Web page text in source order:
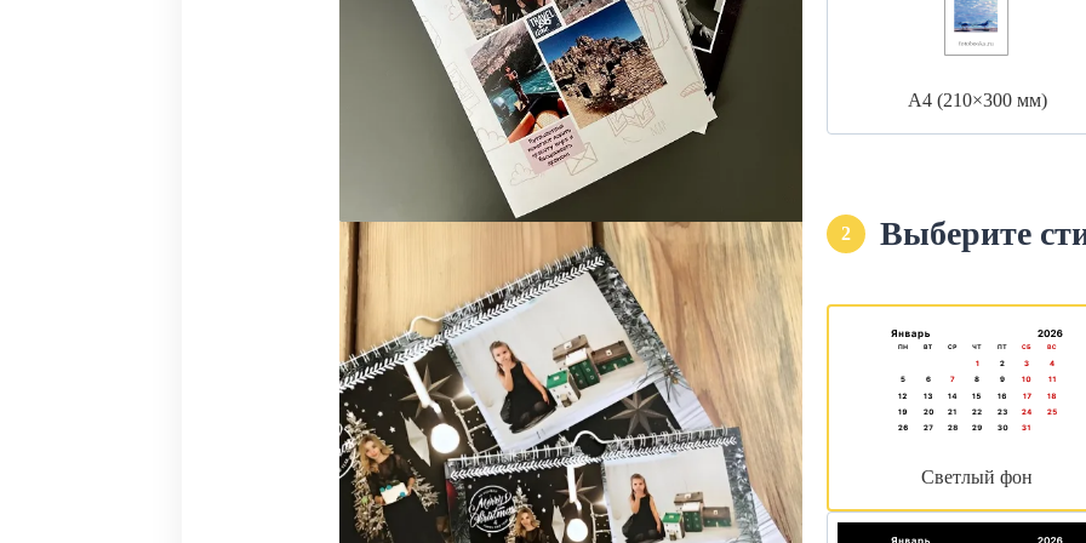
А4 (210×300 мм)
2 Выберите
Светлый фон